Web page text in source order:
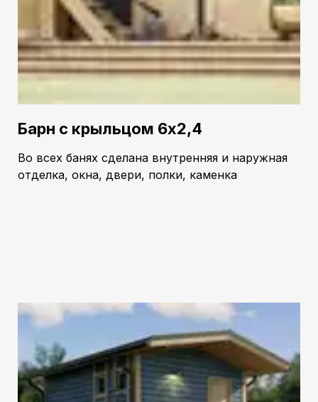
Барн с крыльцом 6х2,4
Во всех банях сделана внутренняя и наружная
отделка, окна, двери, полки, каменка